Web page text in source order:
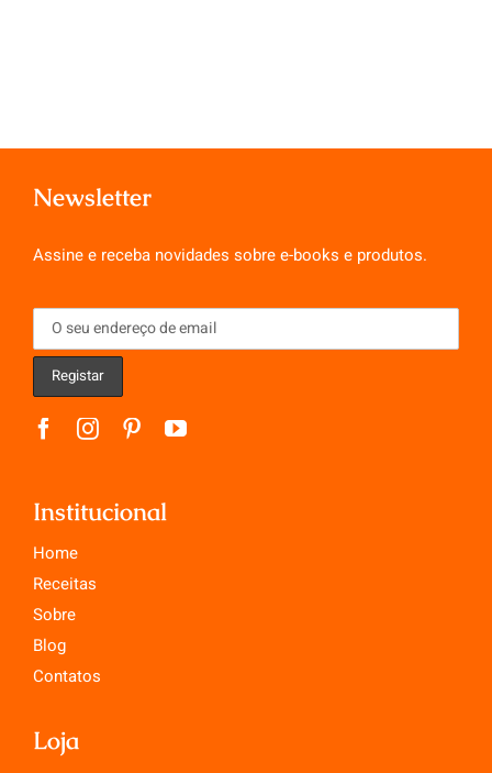
Newsletter
Assine e receba novidades sobre e-books e produtos.
Institucional
Home
Receitas
Sobre
Blog
Contatos
Loja